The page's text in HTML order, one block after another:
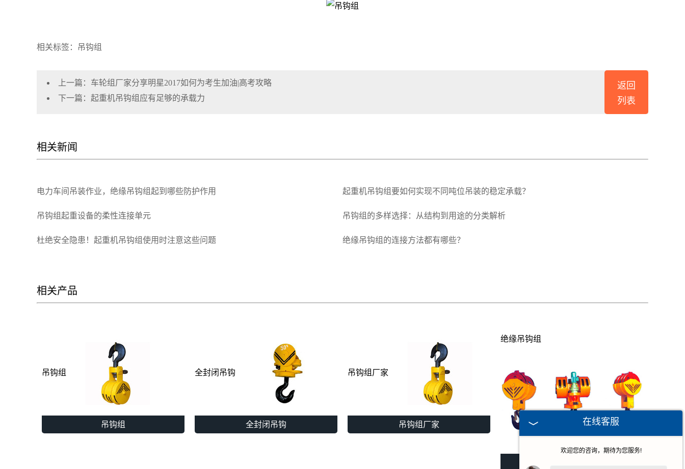
相关标签：吊钩组
上一篇： 车轮组厂家分享明星2017如何为考生加油|高考攻略
下一篇： 起重机吊钩组应有足够的承载力
返回
列表
相关新闻
电力车间吊装作业，绝缘吊钩组起到哪些防护作用 起重机吊钩组要如何实现不同吨位吊装的稳定承载？
吊钩组起重设备的柔性连接单元 吊钩组的多样选择：从结构到用途的分类解析
杜绝安全隐患！起重机吊钩组使用时注意这些问题 绝缘吊钩组的连接方法都有哪些？
相关产品
吊钩组
吊钩组
全封闭吊钩
全封闭吊钩
吊钩组厂家
吊钩组厂家
绝缘吊钩组
在线客服
欢迎您的咨询，期待为您服务!